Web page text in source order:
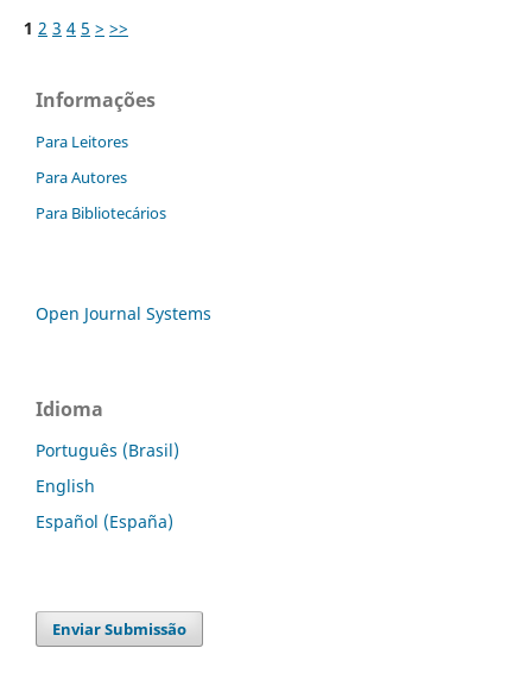
1 2 3 4 5 > >>
Informações
Para Leitores
Para Autores
Para Bibliotecários
Open Journal Systems
Idioma
Português (Brasil)
English
Español (España)
Enviar Submissão